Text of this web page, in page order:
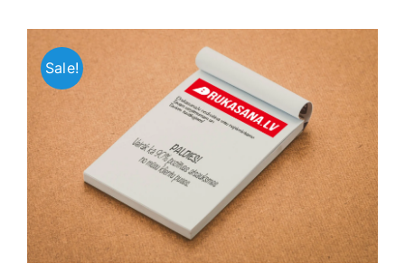
Pirktākās preces
Raksti
Grāmatas
Gudrā māja
Mājai un remontam
Mājražotājiem
Sale!